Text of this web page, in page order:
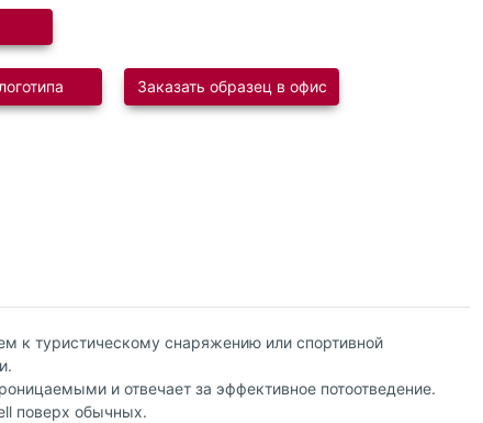
Заказать образец в офис
к туристическому снаряжению или спортивной
и отвечает за эффективное потоотведение.
поверх обычных.